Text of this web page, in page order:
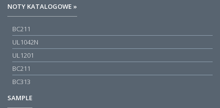
NOTY KATALOGOWE »
BC211
UL1042N
UL1201
BC211
BC313
SAMPLE